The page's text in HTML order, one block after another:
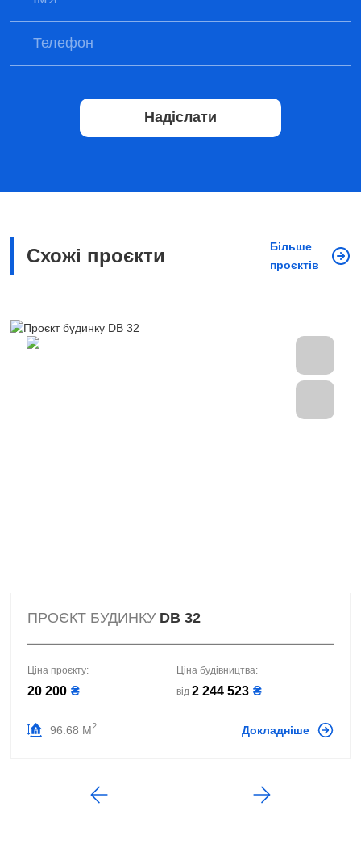
Надіслати
Схожі проєкти
Більше
проєктів
ПРОЄКТ БУДИНКУ DB 32
Ціна проєкту:
20 200 ₴
Ціна будівництва:
від 2 244 523 ₴
96.68 М2 Докладніше